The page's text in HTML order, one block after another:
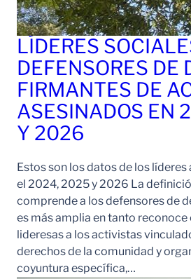
LÍDERES
DEFENSORES DE
FIRMANTES DE
ASESINADOS EN
Y 2026
Estos son los datos de los
el 2024, 2025 y 2026 La
comprende a los defensores de
es más amplia en tanto
lideresas a los activistas
derechos de la comunidad y
coyuntura específica,…